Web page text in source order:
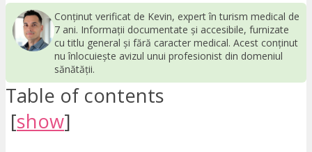
Conținut verificat de Kevin, expert în turism medical de
7 ani. Informații documentate și accesibile, furnizate
cu titlu general și fără caracter medical. Acest conținut
nu înlocuiește avizul unui profesionist din domeniul
sănătății.
Table of contents
[show]